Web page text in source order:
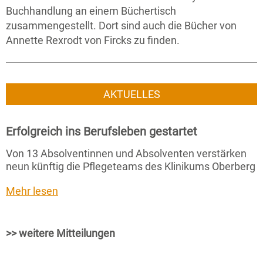
Buchhandlung an einem Büchertisch
zusammengestellt. Dort sind auch die Bücher von
Annette Rexrodt von Fircks zu finden.
AKTUELLES
Erfolgreich ins Berufsleben gestartet
Von 13 Absolventinnen und Absolventen verstärken
neun künftig die Pflegeteams des Klinikums Oberberg
Mehr lesen
>> weitere Mitteilungen